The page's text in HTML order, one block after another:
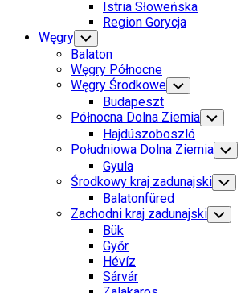
Menu
Istria Słoweńska
Region Gorycja
Węgry Toggle
Child
Menu
Balaton
Węgry Północne
Węgry Środkowe Toggle
Child
Menu
Budapeszt
Północna Dolna Ziemia Toggle
Child
Menu
Hajdúszoboszló
Południowa Dolna Ziemia Toggle
Child
Menu
Gyula
Środkowy kraj zadunajski Toggle
Child
Menu
Balatonfüred
Zachodni kraj zadunajski Toggle
Child
Bük
Győr
Hévíz
Sárvár